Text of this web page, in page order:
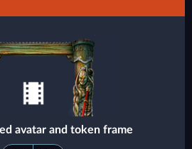
avatar and token frame